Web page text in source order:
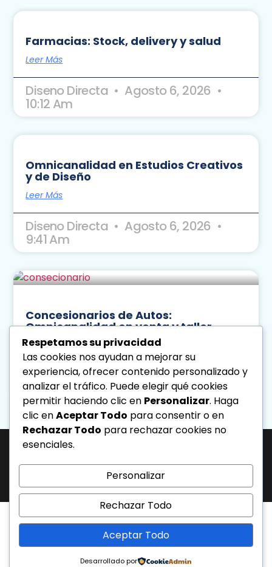
Farmacias: Stock, delivery y salud
Leer Más
Diseno Directa Agosto 6, 2026
10:12 Am
Omnicanalidad en Estudios Creativos
y de Diseño
Leer Más
Diseno Directa Agosto 6, 2026
9:41 Am
Concesionarios de Autos:
Omnicanalidad en venta y taller
Leer Más
Diseno Directa Agosto 5, 2026
3:28 Pm
« Previo
Siguiente »
J-31463317-1 | Corporación de Mercadeo Emotivo, C.A.
Av. La Salle Edif. Phelps Piso 4, Ofic. PL, Urb. Los Caobos, Caracas. - Telf:
0212.6103399.
Todos los derechos reservados.
Respetamos su privacidad
Las cookies nos ayudan a mejorar su
experiencia, ofrecer contenido personalizado y
analizar el tráfico. Puede elegir qué cookies
permitir haciendo clic en Personalizar. Haga
clic enAceptar Todo para consentir o en
Rechazar Todo para rechazar cookies no
esenciales.
Personalizar
Rechazar Todo
Aceptar Todo
Desarrollado por